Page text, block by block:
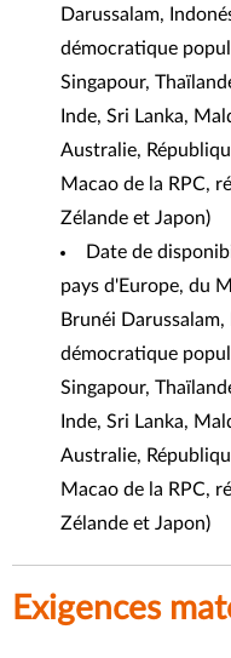
Darussalam,
démocratique
Singapour,
Inde, Sri Lanka,
Australie,
Macao de la RPC,
Zélande et Japon)
Date de
pays d'Europe, du
Brunéi
démocratique
Singapour,
Inde, Sri Lanka,
Australie,
Macao de la RPC,
Zélande et Japon)
Exigences